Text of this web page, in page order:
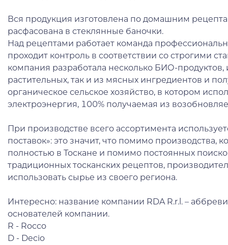
Вся продукция изготовлена по домашним
расфасована в стеклянные баночки.
Над рецептами работает команда
проходит контроль в соответствии со строгими
компания разработала несколько БИО-продуктов,
растительных, так и из мясных ингредиентов и
органическое сельское хозяйство, в котором
электроэнергия, 100% получаемая из
При производстве всего ассортимента
поставок»: это значит, что помимо производства,
полностью в Тоскане и помимо постоянных
традиционных тосканских рецептов,
использовать сырье из своего региона.
Интересно: название компании RDA R.r.l. –
основателей компании.
R - Rocco
D - Decio